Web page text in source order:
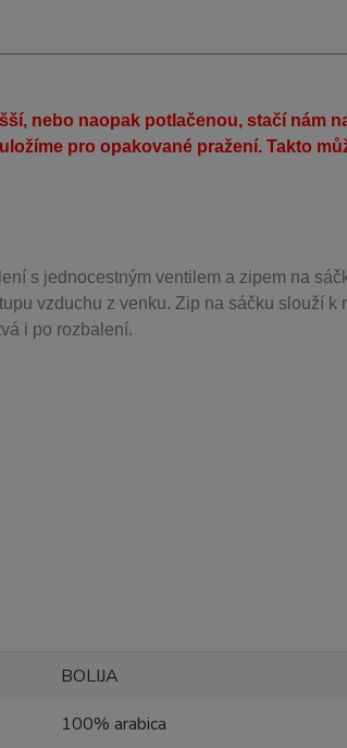
nebo naopak potlačenou, stačí nám
pro opakované pražení. Takto
s jednocestným ventilem a zipem na
vzduchu z venku. Zip na sáčku slouží
i po rozbalení.
BOLIJA
100% arabica